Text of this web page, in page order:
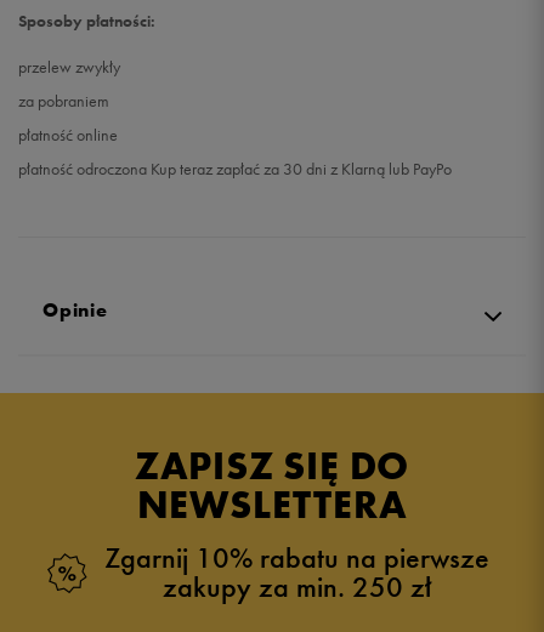
Sposoby płatności:
przelew zwykły
za pobraniem
płatność online
płatność odroczona Kup teraz zapłać za 30 dni z Klarną lub PayPo
Opinie
ZAPISZ SIĘ DO
NEWSLETTERA
Zgarnij 10% rabatu na pierwsze
zakupy za min. 250 zł